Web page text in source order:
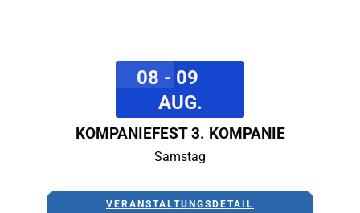
08 - 09
AUG.
KOMPANIEFEST 3. KOMPANIE
Samstag
VERANSTALTUNGSDETAIL